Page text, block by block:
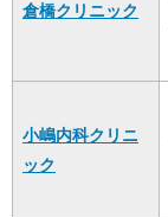
倉橋クリニック
小嶋内科クリニ
ック